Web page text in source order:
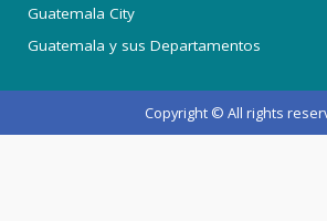
Guatemala City
Guatemala y sus Departamentos
Copyright © All rights